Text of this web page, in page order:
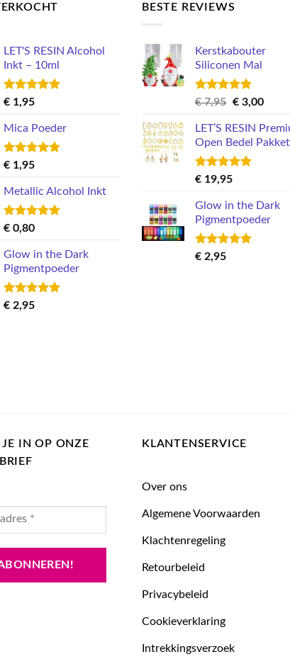
LET'S RESIN Alcohol
Inkt – 10ml
Gewaardeerd
€ 1,95
Mica Poeder
Gewaardeerd
€ 1,95
Metallic Alcohol Inkt
Gewaardeerd
€ 0,80
Glow in the Dark
Pigmentpoeder
Gewaardeerd
€ 2,95
BESTE REVIEWS
Kerstkabouter
Siliconen Mal
Gewaardeerd
€7,95
was:
€ 7,95.
€3,00
is:
€
LET’S RESIN
Open Bedel Pakket
Gewaardeerd
€ 19,95
Glow in the Dark
Pigmentpoeder
Gewaardeerd
€ 2,95
JE IN OP ONZE
KLANTENSERVICE
Over ons
Algemene Voorwaarden
Klachtenregeling
Retourbeleid
Privacybeleid
Cookieverklaring
Intrekkingsverzoek